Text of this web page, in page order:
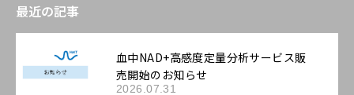
最近の記事
血中NAD+高感度定量分析サービス販
売開始のお知らせ
2026.07.31